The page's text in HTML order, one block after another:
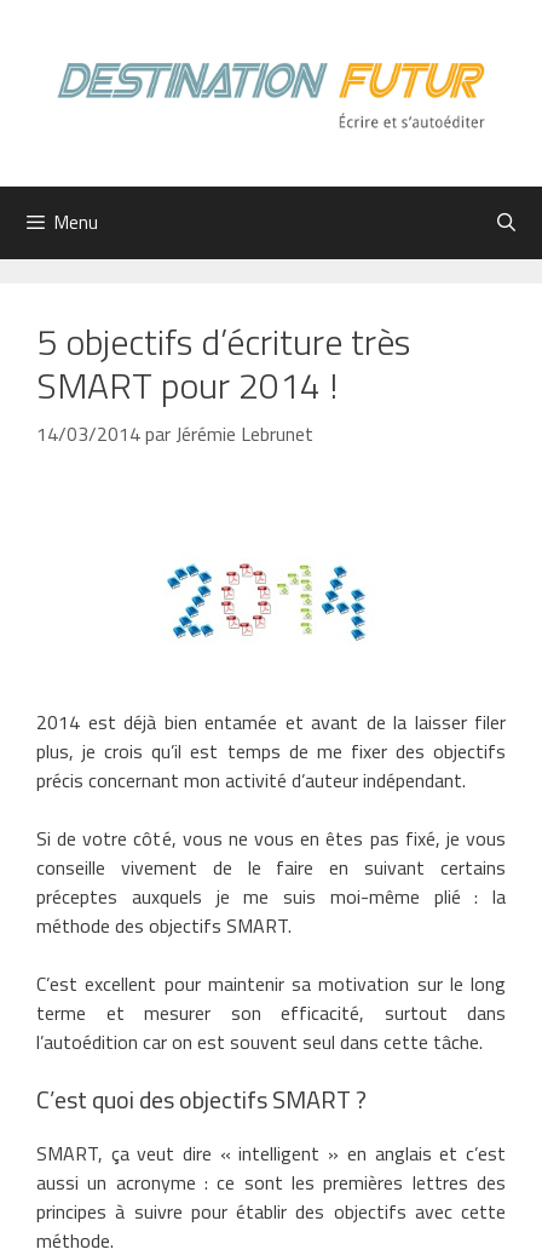
contenu
Menu
5 objectifs d’écriture très
SMART pour 2014 !
14/03/2014par Jérémie Lebrunet
2014 est déjà bien entamée et avant de la laisser filer
plus, je crois qu’il est temps de me fixer des objectifs
précis concernant mon activité d’auteur indépendant.
Si de votre côté, vous ne vous en êtes pas fixé, je vous
conseille vivement de le faire en suivant certains
préceptes auxquels je me suis moi-même plié : la
méthode des objectifs SMART.
C’est excellent pour maintenir sa motivation sur le long
terme et mesurer son efficacité, surtout dans
l’autoédition car on est souvent seul dans cette tâche.
C’est quoi des objectifs SMART ?
SMART, ça veut dire « intelligent » en anglais et c’est
aussi un acronyme : ce sont les premières lettres des
principes à suivre pour établir des objectifs avec cette
méthode.